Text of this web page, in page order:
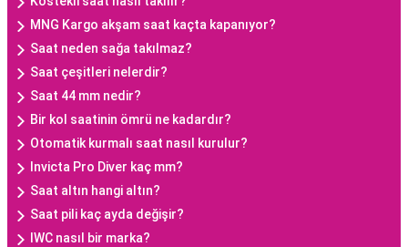
MNG Kargo akşam saat kaçta kapanıyor?
Saat neden sağa takılmaz?
Saat çeşitleri nelerdir?
Saat 44 mm nedir?
Bir kol saatinin ömrü ne kadardır?
Otomatik kurmalı saat nasıl kurulur?
Invicta Pro Diver kaç mm?
Saat altın hangi altın?
Saat pili kaç ayda değişir?
IWC nasıl bir marka?